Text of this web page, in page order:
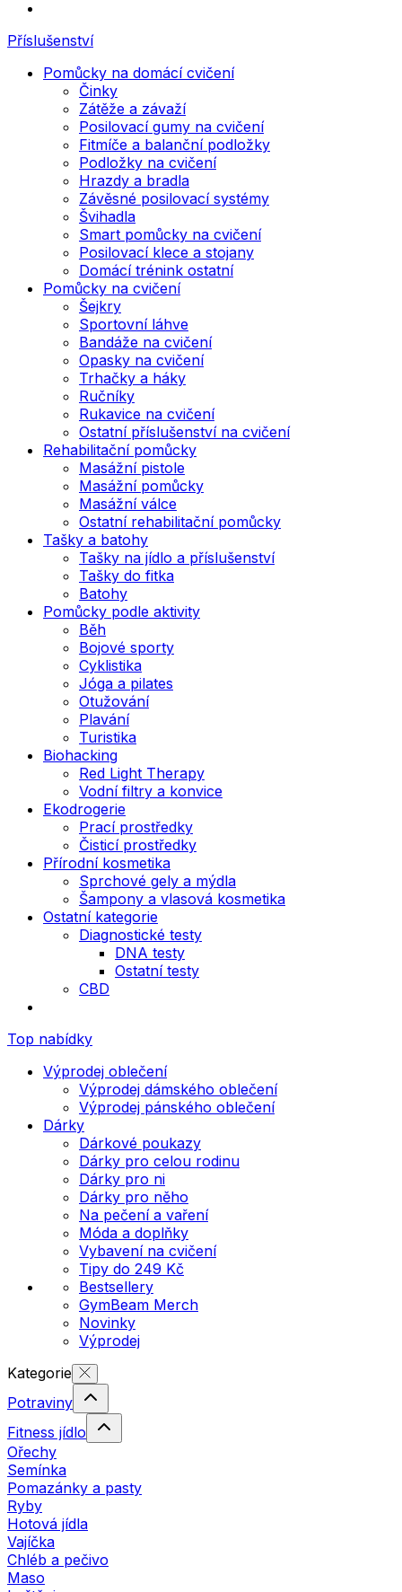
Příslušenství
Pomůcky na domácí cvičení
Činky
Zátěže a závaží
Posilovací gumy na cvičení
Fitmíče a balanční podložky
Podložky na cvičení
Hrazdy a bradla
Závěsné posilovací systémy
Švihadla
Smart pomůcky na cvičení
Posilovací klece a stojany
Domácí trénink ostatní
Pomůcky na cvičení
Šejkry
Sportovní láhve
Bandáže na cvičení
Opasky na cvičení
Trhačky a háky
Ručníky
Rukavice na cvičení
Ostatní příslušenství na cvičení
Rehabilitační pomůcky
Masážní pistole
Masážní pomůcky
Masážní válce
Ostatní rehabilitační pomůcky
Tašky a batohy
Tašky na jídlo a příslušenství
Tašky do fitka
Batohy
Pomůcky podle aktivity
Běh
Bojové sporty
Cyklistika
Jóga a pilates
Otužování
Plavání
Turistika
Biohacking
Red Light Therapy
Vodní filtry a konvice
Ekodrogerie
Prací prostředky
Čisticí prostředky
Přírodní kosmetika
Sprchové gely a mýdla
Šampony a vlasová kosmetika
Ostatní kategorie
Diagnostické testy
DNA testy
Ostatní testy
CBD
Top nabídky
Výprodej oblečení
Výprodej dámského oblečení
Výprodej pánského oblečení
Dárky
Dárkové poukazy
Dárky pro celou rodinu
Dárky pro ni
Dárky pro něho
Na pečení a vaření
Móda a doplňky
Vybavení na cvičení
Tipy do 249 Kč
Bestsellery
GymBeam Merch
Novinky
Výprodej
Kategorie
Potraviny
Fitness jídlo
Ořechy
Semínka
Pomazánky a pasty
Ryby
Hotová jídla
Vajíčka
Chléb a pečivo
Maso